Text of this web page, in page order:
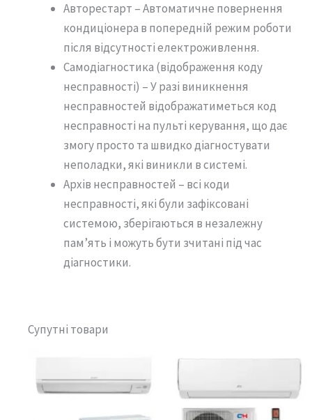
Авторестарт – Автоматичне повернення
кондиціонера в попередній режим роботи
після відсутності електроживлення.
Самодіагностика (відображення коду
несправності) – У разі виникнення
несправностей відображатиметься код
несправності на пульті керування, що дає
змогу просто та швидко діагностувати
неполадки, які виникли в системі.
Архів несправностей – всі коди
несправності, які були зафіксовані
системою, зберігаються в незалежну
пам’ять і можуть бути зчитані під час
діагностики.
Супутні товари